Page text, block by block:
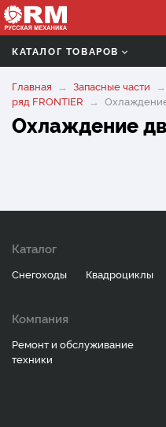
КАТАЛОГ ТОВАРОВ
Главная Запасные части
ряд FRONTIER
Охлаждение
Каталог
Снегоходы Квадроциклы
Компания
Ремонт и обслуживание
техники